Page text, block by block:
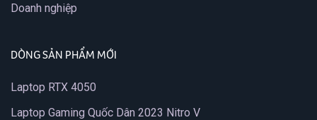
Doanh nghiệp
DÒNG SẢN PHẨM MỚI
Laptop RTX 4050
Laptop Gaming Quốc Dân 2023 Nitro V